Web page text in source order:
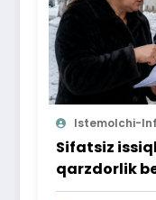
Istemolchi-
Sifatsiz
qarzdorlik